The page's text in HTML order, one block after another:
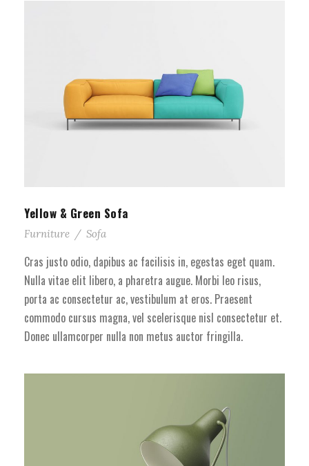
Yellow & Green Sofa
Furniture / Sofa
Cras justo odio, dapibus ac facilisis in, egestas eget quam.
Nulla vitae elit libero, a pharetra augue. Morbi leo risus,
porta ac consectetur ac, vestibulum at eros. Praesent
commodo cursus magna, vel scelerisque nisl consectetur et.
Donec ullamcorper nulla non metus auctor fringilla.